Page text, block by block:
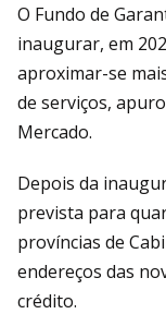
O Fundo de
inaugurar, em
aproximar-se
de serviços,
Mercado.
Depois da
prevista para
províncias de
endereços das
crédito.